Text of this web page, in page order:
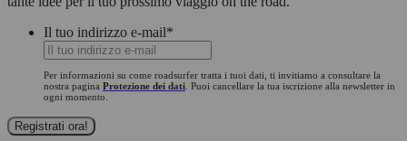
Il tuo indirizzo e-mail*
Per informazioni su come roadsurfer tratta i tuoi dati, ti invitiamo a consultare la
nostra pagina Protezione dei dati . Puoi cancellare la tua iscrizione alla newsletter in
ogni momento.